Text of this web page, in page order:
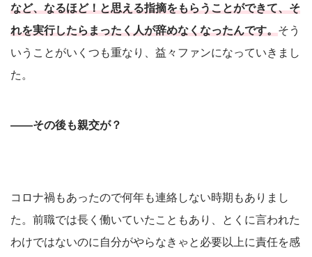
など、なるほど！と思える指摘をもらうことができて、そ
れを実行したらまったく人が辞めなくなったんです。そう
いうことがいくつも重なり、益々ファンになっていきまし
た。
――その後も親交が？
コロナ禍もあったので何年も連絡しない時期もありまし
た。前職では長く働いていたこともあり、とくに言われた
わけではないのに自分がやらなきゃと必要以上に責任を感